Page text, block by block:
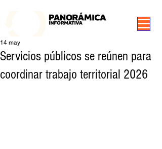
Servicios públicos se reúnen para
coordinar trabajo territorial 2026
14 may